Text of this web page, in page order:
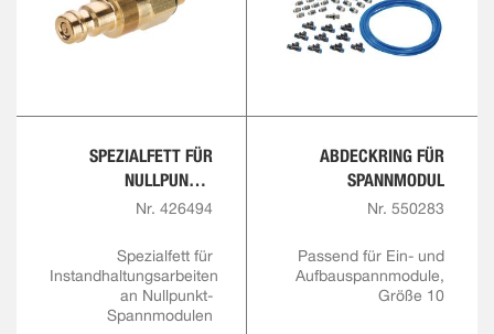
SPEZIALFETT FÜR
NULLPUNKT-
SPANNMODULE
Nr. 426494
Spezialfett für
Instandhaltungsarbeiten
an Nullpunkt-
Spannmodulen
ABDECKRING FÜR
SPANNMODUL
Nr. 550283
Passend für Ein- und
Aufbauspannmodule,
Größe 10